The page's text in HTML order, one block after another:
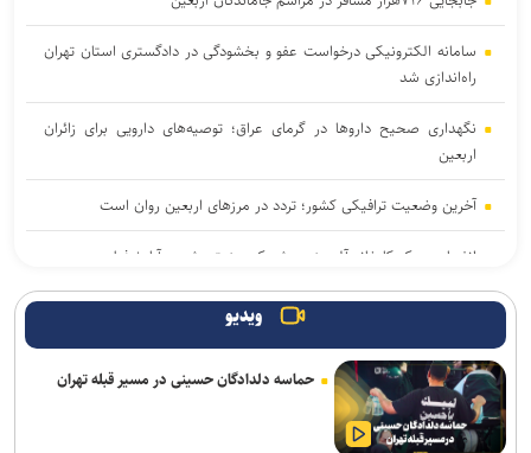
سامانه الکترونیکی درخواست عفو و بخشودگی در دادگستری استان تهران
راه‌اندازی شد
نگهداری صحیح دارو‌ها در گرمای عراق؛ توصیه‌های دارویی برای زائران
اربعین
آخرین وضعیت ترافیکی کشور؛ تردد در مرزهای اربعین روان است
انفجار در یک کارخانه آلومینیوم شهرک صنعتی شمس‌آباد+ فیلم
تمدید معافیت سربازی مشمولان دارای سه و چهار فرزند تا پایان ۱۴۰۷
سارق کامپیوتر ماشین‌های جنوب شرق تهران دستگیر شد+ فیلم
واگذاری یک ملک آموزشی به مدرسه غیردولتی/ اعتراض والدین و سکوت
وزارت آموزش و پرورش
ویدیو
حماسه دلدادگان حسینی در مسیر قبله تهران